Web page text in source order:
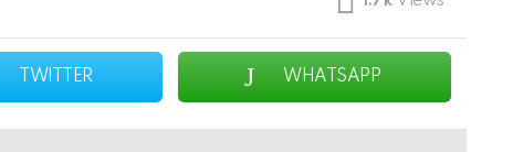
TWITTER WHATSAPP